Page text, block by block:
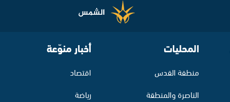
المحليات
منطقة القدس
الناصرة والمنطقة
أخبار منوّعة
اقتصاد
رياضة